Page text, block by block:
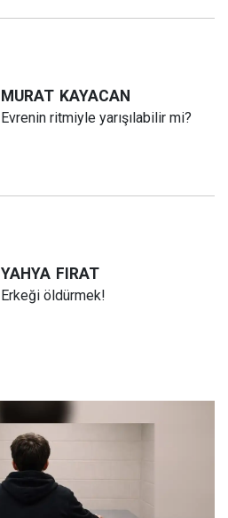
MURAT KAYACAN
Evrenin ritmiyle yarışılabilir mi?
YAHYA FIRAT
Erkeği öldürmek!